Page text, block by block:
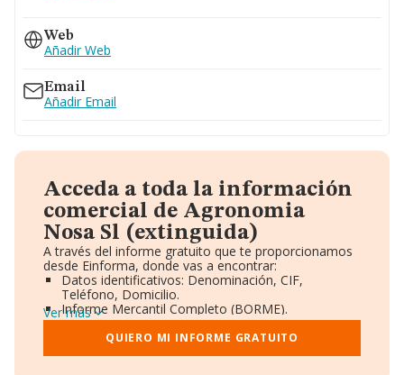
986540426
Web
Añadir Web
Email
Añadir Email
Acceda a toda la información
comercial de Agronomia
Nosa Sl (extinguida)
A través del informe gratuito que te proporcionamos
desde Einforma, donde vas a encontrar:
Datos identificativos: Denominación, CIF,
Teléfono, Domicilio.
Informe Mercantil Completo (BORME).
Gráficos de Evolución Ventas y Empleados.
Consejo de Administración y Administradores.
Directivos y Ejecutivos.
Ver más
QUIERO MI INFORME GRATUITO